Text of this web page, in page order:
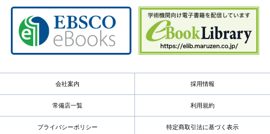
会社案内 採用情報
常備店一覧 利用規約
プライバシーポリシー 特定商取引法に基づく表示